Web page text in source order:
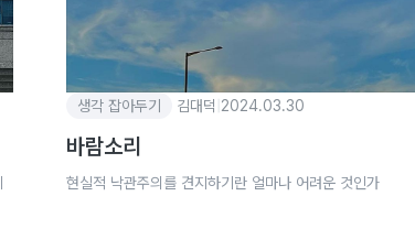
생각 잡아두기 김대덕 2024.03.30
바람소리
현실적 낙관주의를 견지하기란 얼마나 어려운 것인가